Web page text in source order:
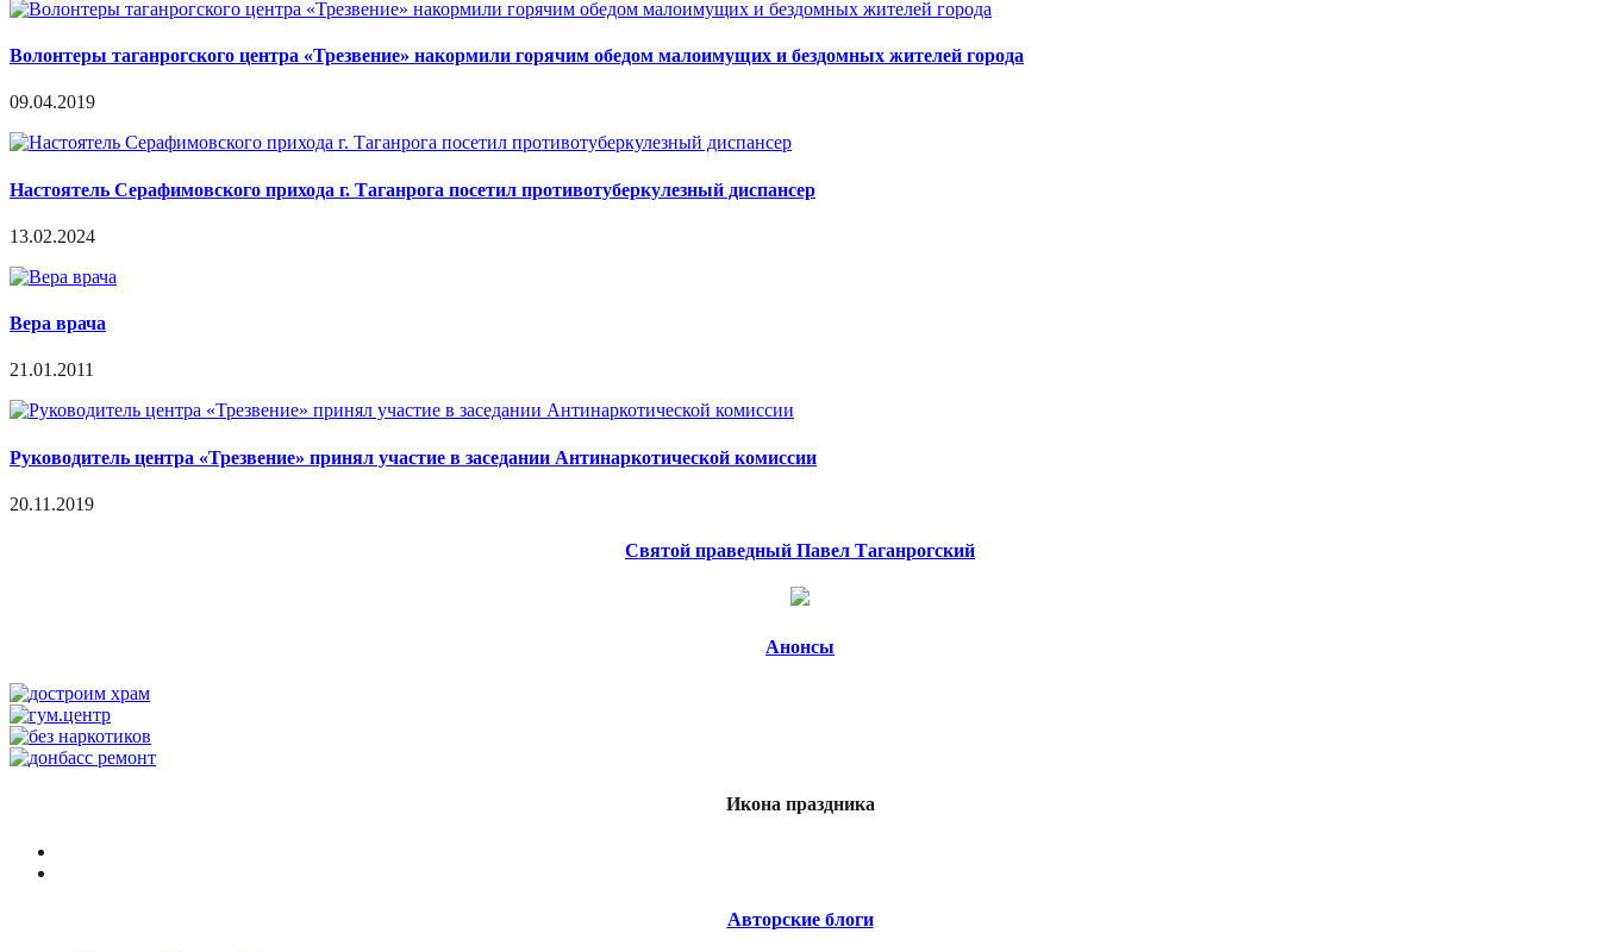
Волонтеры таганрогского центра «Трезвение» накормили горячим обедом малоимущих и бездомных жителей города
09.04.2019
Настоятель Серафимовского прихода г. Таганрога посетил противотуберкулезный диспансер
13.02.2024
Вера врача
21.01.2011
Руководитель центра «Трезвение» принял участие в заседании Антинаркотической комиссии
20.11.2019
Святой праведный Павел Таганрогский
Анонсы
Икона праздника
Авторские блоги